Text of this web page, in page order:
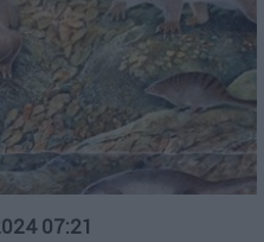
07:21